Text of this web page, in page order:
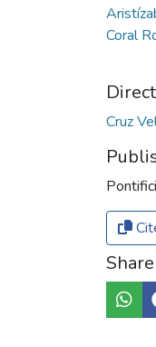
Coral
Cruz
Share